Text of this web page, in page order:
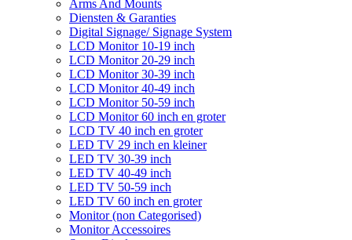
Arms And Mounts
Diensten & Garanties
Digital Signage/ Signage System
LCD Monitor 10-19 inch
LCD Monitor 20-29 inch
LCD Monitor 30-39 inch
LCD Monitor 40-49 inch
LCD Monitor 50-59 inch
LCD Monitor 60 inch en groter
LCD TV 40 inch en groter
LED TV 29 inch en kleiner
LED TV 30-39 inch
LED TV 40-49 inch
LED TV 50-59 inch
LED TV 60 inch en groter
Monitor (non Categorised)
Monitor Accessoires